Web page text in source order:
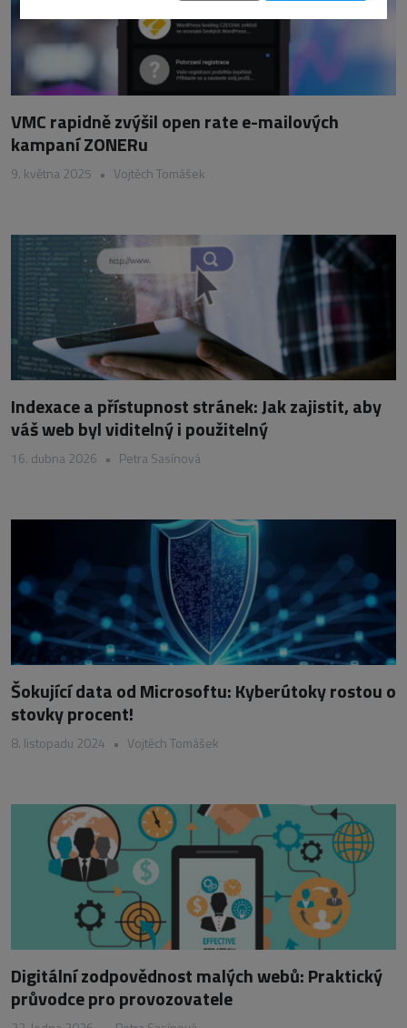
VMC rapidně zvýšil open rate e-mailových
kampaní ZONERu
9. května 2025 • Vojtěch Tomášek
Indexace a přístupnost stránek: Jak zajistit, aby
váš web byl viditelný i použitelný
16. dubna 2026 • Petra Sasínová
Šokující data od Microsoftu: Kyberútoky rostou o
stovky procent!
8. listopadu 2024 • Vojtěch Tomášek
Digitální zodpovědnost malých webů: Praktický
průvodce pro provozovatele